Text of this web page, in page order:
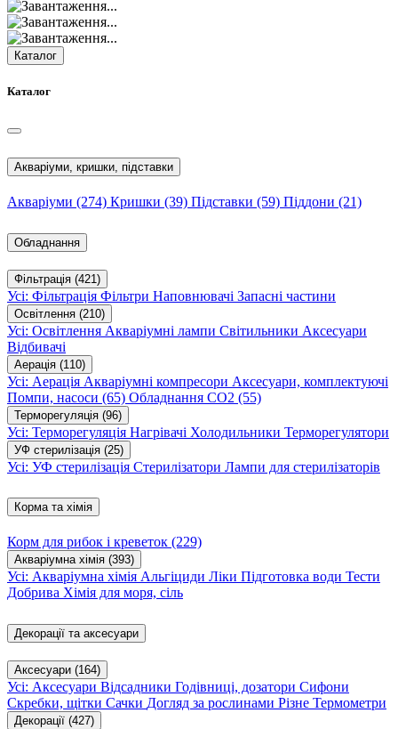
Каталог
Каталог
Акваріуми, кришки, підставки
Акваріуми (274) Кришки (39) Підставки (59) Піддони (21)
Обладнання
Фільтрація (421)
Усі: Фільтрація Фільтри Наповнювачі Запасні частини
Освітлення (210)
Усі: Освітлення Акваріумні лампи Світильники Аксесуари
Відбивачі
Аерація (110)
Усі: Аерація Акваріумні компресори Аксесуари, комплектуючі
Помпи, насоси (65) Обладнання CO2 (55)
Терморегуляція (96)
Усі: Терморегуляція Нагрівачі Холодильники Терморегулятори
УФ стерилізація (25)
Усі: УФ стерилізація Стерилізатори Лампи для стерилізаторів
Корма та хімія
Корм для рибок і креветок (229)
Акваріумна хімія (393)
Усі: Акваріумна хімія Альгіциди Ліки Підготовка води Тести
Добрива Хімія для моря, сіль
Декорації та аксесуари
Аксесуари (164)
Усі: Аксесуари Відсадники Годівниці, дозатори Сифони
Скребки, щітки Сачки Догляд за рослинами Різне Термометри
Декорації (427)